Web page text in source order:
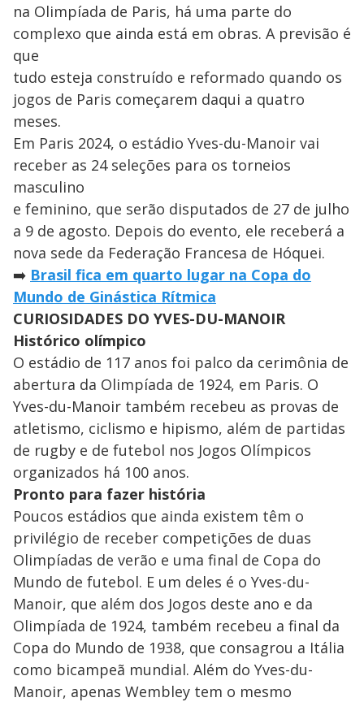
na Olimpíada de Paris, há uma parte do
complexo que ainda está em obras. A previsão é
que
tudo esteja construído e reformado quando os
jogos de Paris começarem daqui a quatro
meses.
Em Paris 2024, o estádio Yves-du-Manoir vai
receber as 24 seleções para os torneios
masculino
e feminino, que serão disputados de 27 de julho
a 9 de agosto. Depois do evento, ele receberá a
nova sede da Federação Francesa de Hóquei.
➡️ Brasil fica em quarto lugar na Copa do
Mundo de Ginástica Rítmica
CURIOSIDADES DO YVES-DU-MANOIR
Histórico olímpico
O estádio de 117 anos foi palco da cerimônia de
abertura da Olimpíada de 1924, em Paris. O
Yves-du-Manoir também recebeu as provas de
atletismo, ciclismo e hipismo, além de partidas
de rugby e de futebol nos Jogos Olímpicos
organizados há 100 anos.
Pronto para fazer história
Poucos estádios que ainda existem têm o
privilégio de receber competições de duas
Olimpíadas de verão e uma final de Copa do
Mundo de futebol. E um deles é o Yves-du-
Manoir, que além dos Jogos deste ano e da
Olimpíada de 1924, também recebeu a final da
Copa do Mundo de 1938, que consagrou a Itália
como bicampeã mundial. Além do Yves-du-
Manoir, apenas Wembley tem o mesmo